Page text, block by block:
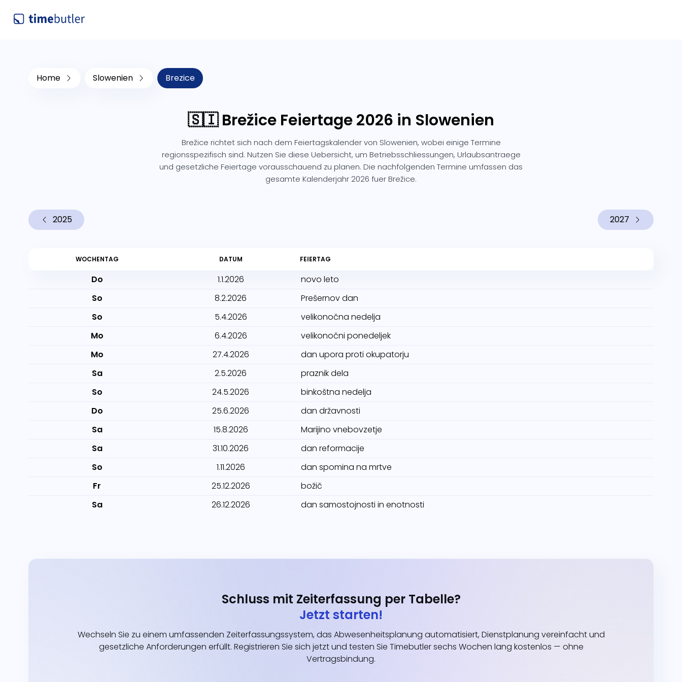
Home Slowenien Brezice
🇸🇮 Brežice Feiertage 2026 in Slowenien
Brežice richtet sich nach dem Feiertagskalender von Slowenien, wobei einige Termine
regionsspezifisch sind. Nutzen Sie diese Uebersicht, um Betriebsschliessungen, Urlaubsantraege
und gesetzliche Feiertage vorausschauend zu planen. Die nachfolgenden Termine umfassen das
gesamte Kalenderjahr 2026 fuer Brežice.
2025 2027
WOCHENTAG DATUM FEIERTAG
Do 1.1.2026
novo leto
So
8.2.2026
Prešernov dan
So
5.4.2026
velikonočna nedelja
Mo
6.4.2026
velikonočni ponedeljek
Mo
27.4.2026
dan upora proti okupatorju
Sa
2.5.2026
praznik dela
So
24.5.2026
binkoštna nedelja
Do
25.6.2026
dan državnosti
Sa
15.8.2026
Marijino vnebovzetje
Sa
31.10.2026
dan reformacije
So
1.11.2026
dan spomina na mrtve
Fr
25.12.2026
božič
Sa
26.12.2026 dan samostojnosti in enotnosti
Schluss mit Zeiterfassung per Tabelle?
Jetzt starten!
Wechseln Sie zu einem umfassenden Zeiterfassungssystem, das Abwesenheitsplanung automatisiert, Dienstplanung vereinfacht und
gesetzliche Anforderungen erfüllt. Registrieren Sie sich jetzt und testen Sie Timebutler sechs Wochen lang kostenlos — ohne
Vertragsbindung.